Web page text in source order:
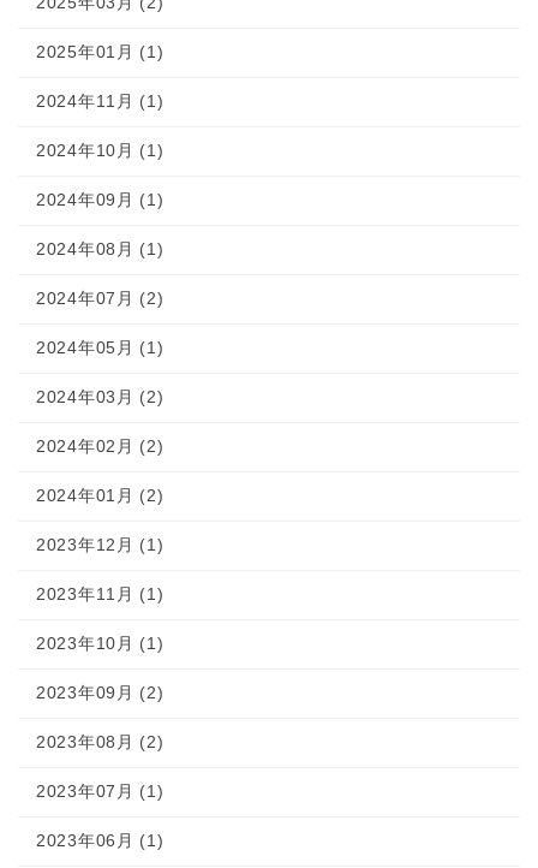
2025年01月 (1)
2024年11月 (1)
2024年10月 (1)
2024年09月 (1)
2024年08月 (1)
2024年07月 (2)
2024年05月 (1)
2024年03月 (2)
2024年02月 (2)
2024年01月 (2)
2023年12月 (1)
2023年11月 (1)
2023年10月 (1)
2023年09月 (2)
2023年08月 (2)
2023年07月 (1)
2023年06月 (1)